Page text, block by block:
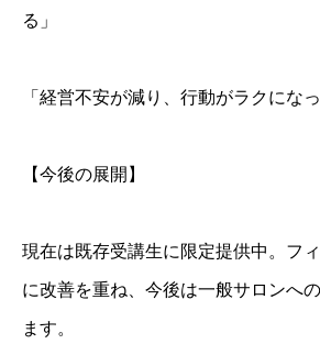
る」
「経営不安が減り、行動がラクになっ
【今後の展開】
現在は既存受講生に限定提供中。フ
に改善を重ね、今後は一般サロンへ
ます。